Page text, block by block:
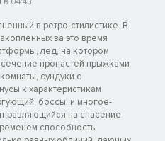
в ретро-стилистике. В
за это время
лед, на котором
пропастей прыжками
сундуки с
к характеристикам
боссы, и многое-
на спасение
способность